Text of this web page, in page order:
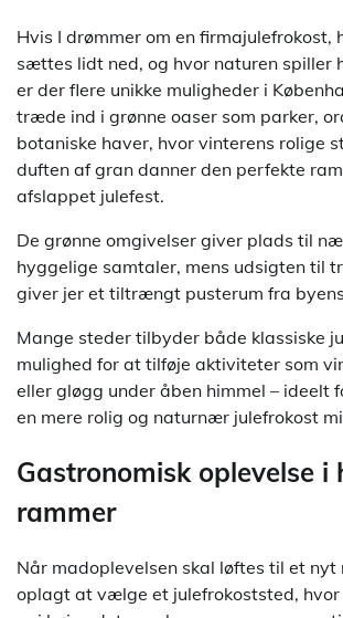
Hvis I drømmer om en firmajulefrokost,
sættes lidt ned, og hvor naturen spiller
er der flere unikke muligheder i
træde ind i grønne oaser som parker,
botaniske haver, hvor vinterens rolige
duften af gran danner den perfekte
afslappet julefest.
De grønne omgivelser giver plads til
hyggelige samtaler, mens udsigten til
giver jer et tiltrængt pusterum fra
Mange steder tilbyder både klassiske
mulighed for at tilføje aktiviteter som
eller gløgg under åben himmel – ideelt
en mere rolig og naturnær julefrokost
Gastronomisk oplevelse i
rammer
Når madoplevelsen skal løftes til et nyt
oplagt at vælge et julefrokoststed,